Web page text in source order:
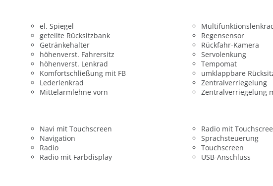
el. Spiegel
geteilte Rücksitzbank
Getränkehalter
höhenverst. Fahrersitz
höhenverst. Lenkrad
Komfortschließung mit FB
Lederlenkrad
Mittelarmlehne vorn
Regensensor
Rückfahr-Kamera
Servolenkung
Tempomat
umklappbare
Zentralverriegelung
Zentralverriegelung
Navi mit Touchscreen
Navigation
Radio
Radio mit Farbdisplay
Radio mit
Sprachsteuerung
Touchscreen
USB-Anschluss